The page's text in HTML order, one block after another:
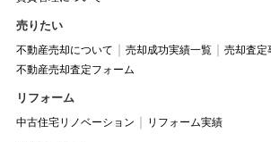
売りたい
不動産売却について 売却成功実績一覧
売却査定
不動産売却査定フォーム
リフォーム
中古住宅リノベーション リフォーム実績